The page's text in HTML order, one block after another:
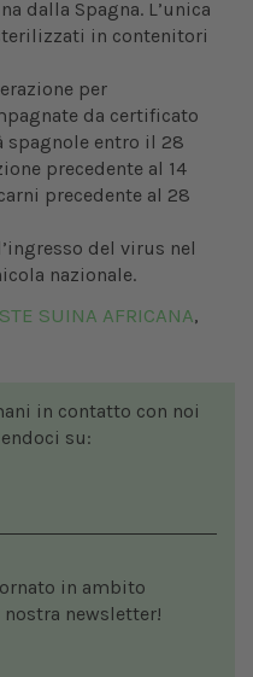
dalla Spagna. L’unica
in contenitori
per
da certificato
spagnole entro il 28
precedente al 14
precedente al 28
del virus nel
nazionale.
SUINA AFRICANA,
in contatto con noi
su:
in ambito
newsletter!